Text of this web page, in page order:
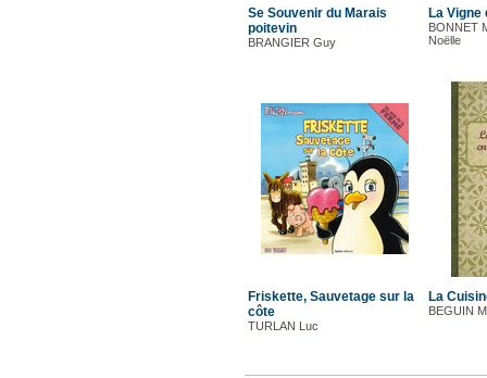
Se Souvenir du Marais
poitevin
BRANGIER Guy
La Vigne
BONNET
Noëlle
Friskette, Sauvetage sur la
côte
TURLAN Luc
La
BEGUIN